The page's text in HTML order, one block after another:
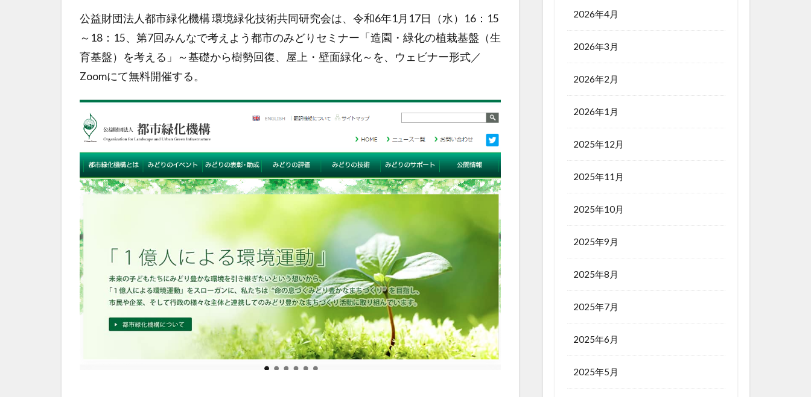
公益財団法人都市緑化機構 環境緑化技術共同研究会は、令和6年1月17日（水）16：15
～18：15、第7回みんなで考えよう都市のみどりセミナー「造園・緑化の植栽基盤（生
育基盤）を考える」～基礎から樹勢回復、屋上・壁面緑化～を、ウェビナー形式／
Zoomにて無料開催する。
2026年4月
2026年3月
2026年2月
2026年1月
2025年12月
2025年11月
2025年10月
2025年9月
2025年8月
2025年7月
2025年6月
2025年5月